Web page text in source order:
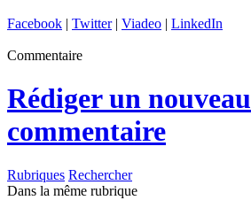
Facebook | Twitter| Viadeo | LinkedIn
Commentaire
Rédiger un nouveau
commentaire
Rubriques Rechercher
Dans la même rubrique